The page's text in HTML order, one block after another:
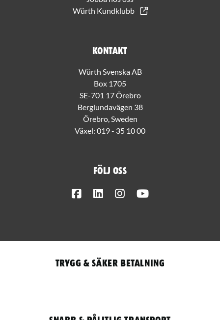
Würth Kundklubb
Kontakt
Würth Svenska AB
Box 1705
SE-701 17 Örebro
Berglundavägen 38
Örebro, Sweden
Växel: 019 - 35 10 00
Följ oss
FacebookLinkedInInstagram
Trygg & säker betalning